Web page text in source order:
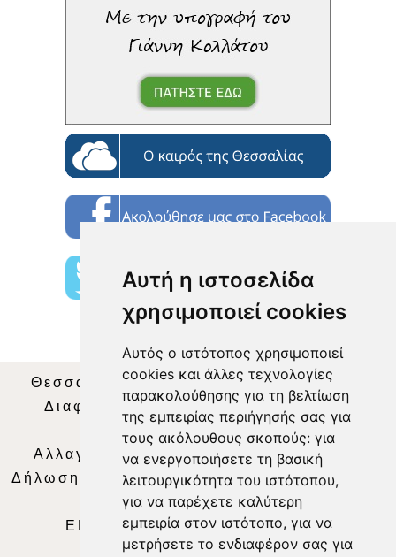
Αυτή η ιστοσελίδα
χρησιμοποιεί cookies
Αυτός ο ιστότοπος χρησιμοποιεί
cookies και άλλες τεχνολογίες
παρακολούθησης για τη βελτίωση
της εμπειρίας περιήγησής σας για
τους ακόλουθους σκοπούς: για
να ενεργοποιήσετε τη βασική
λειτουργικότητα του ιστότοπου,
για να παρέχετε καλύτερη
εμπειρία στον ιστότοπο, για να
μετρήσετε το ενδιαφέρον σας για
Θεσσαλία Τηλεόραση|SNG Services
Διαφήμιση | Όροι Χρήσης |Δήλωση
Απορρήτου |
Περιεχόμενο
Αλλαγή Προτιμήσεων για τα Cookies
Δήλωση συμμόρφωσης με τη σύσταση (ΕΕ)
2018/334|Ταυτότητα
ΕΝΗΜΕΡΩΣΗ |WEB TV| LIVE